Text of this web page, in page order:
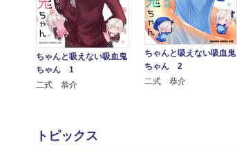
ちゃんと吸えない吸血鬼
ちゃん 1
二式 恭介
ちゃんと吸えない吸血鬼
ちゃん 2
二式 恭介
トピックス